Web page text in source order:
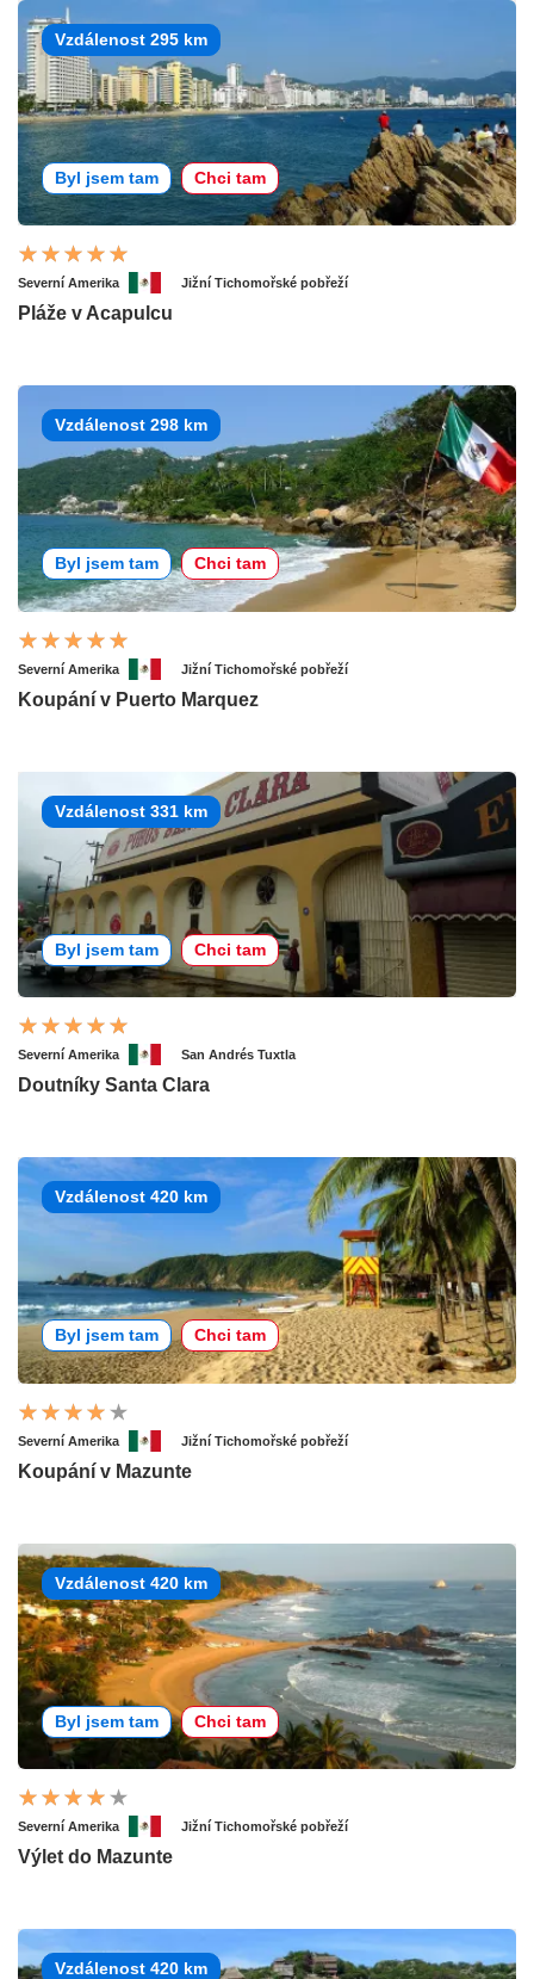
Vzdálenost 295 km
Byl jsem tam Chci tam
Severní Amerika Jižní Tichomořské pobřeží
Pláže v Acapulcu
Vzdálenost 298 km
Byl jsem tam Chci tam
Severní Amerika Jižní Tichomořské pobřeží
Koupání v Puerto Marquez
Vzdálenost 331 km
Byl jsem tam Chci tam
Severní Amerika San Andrés Tuxtla
Doutníky Santa Clara
Vzdálenost 420 km
Byl jsem tam Chci tam
Severní Amerika Jižní Tichomořské pobřeží
Koupání v Mazunte
Vzdálenost 420 km
Byl jsem tam Chci tam
Severní Amerika Jižní Tichomořské pobřeží
Výlet do Mazunte
Vzdálenost 420 km